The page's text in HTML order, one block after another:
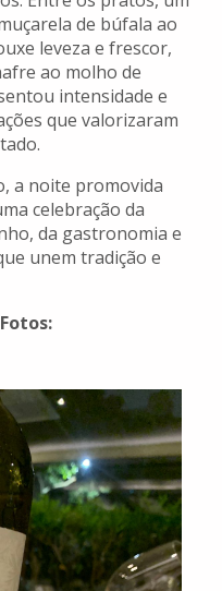
de búfala ao
leveza e frescor,
ao molho de
intensidade e
que valorizaram
a noite promovida
celebração da
da gastronomia e
unem tradição e